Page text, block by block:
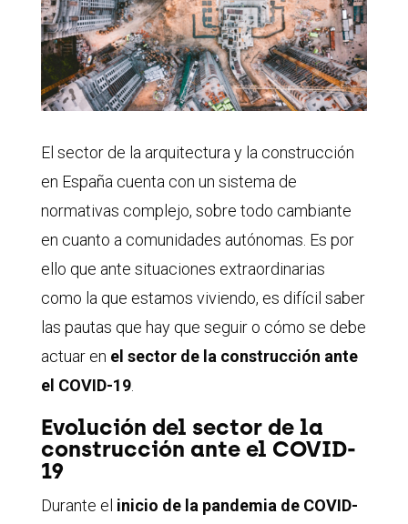
El sector de la arquitectura y la construcción
en España cuenta con un sistema de
normativas complejo, sobre todo cambiante
en cuanto a comunidades autónomas. Es por
ello que ante situaciones extraordinarias
como la que estamos viviendo, es difícil saber
las pautas que hay que seguir o cómo se debe
actuar en el sector de la construcción ante
el COVID-19.
Evolución del sector de la
construcción ante el COVID-
19
Durante el inicio de la pandemia de COVID-